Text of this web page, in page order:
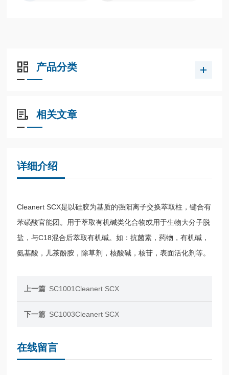
产品分类
相关文章
详细介绍
Cleanert SCX是以硅胶为基质的强阳离子交换萃取柱，键合有
苯磺酸官能团。用于萃取有机碱类化合物或用于生物大分子脱
盐，与C18混合后萃取有机碱。如：抗菌素，药物，有机碱，
氨基酸，儿茶酚胺，除草剂，核酸碱，核苷，表面活化剂等。
上一篇 SC1001Cleanert SCX
下一篇 SC1003Cleanert SCX
在线留言